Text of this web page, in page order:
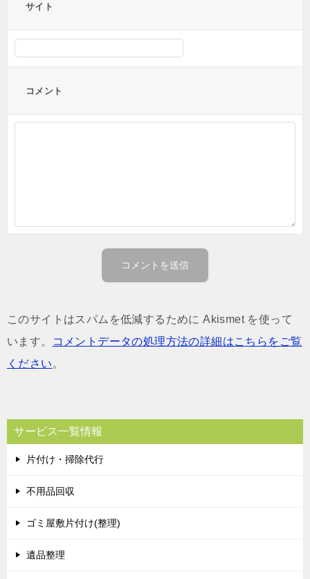
サイト
コメント
このサイトはスパムを低減するために Akismet を使って
います。
コメントデータの処理方法の詳細はこちらをご覧
ください 。
サービス一覧情報
片付け・掃除代行
不用品回収
ゴミ屋敷片付け(整理)
遺品整理